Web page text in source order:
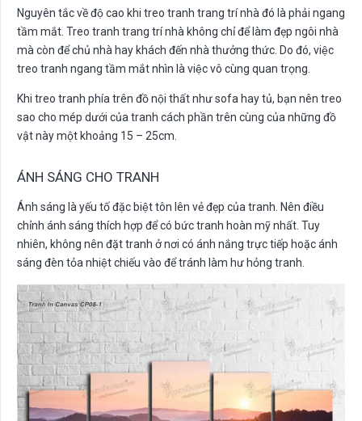
Nguyên tắc về độ cao khi treo tranh trang trí nhà đó là phải ngang
tầm mắt. Treo tranh trang trí nhà không chỉ để làm đẹp ngôi nhà
mà còn để chủ nhà hay khách đến nhà thưởng thức. Do đó, việc
treo tranh ngang tầm mắt nhìn là việc vô cùng quan trọng.
Khi treo tranh phía trên đồ nội thất như sofa hay tủ, bạn nên treo
sao cho mép dưới của tranh cách phần trên cùng của những đồ
vật này một khoảng 15 – 25cm.
ÁNH SÁNG CHO TRANH
Ánh sáng là yếu tố đặc biệt tôn lên vẻ đẹp của tranh. Nên điều
chỉnh ánh sáng thích hợp để có bức tranh hoàn mỹ nhất. Tuy
nhiên, không nên đặt tranh ở nơi có ánh nắng trực tiếp hoặc ánh
sáng đèn tỏa nhiệt chiếu vào để tránh làm hư hỏng tranh.